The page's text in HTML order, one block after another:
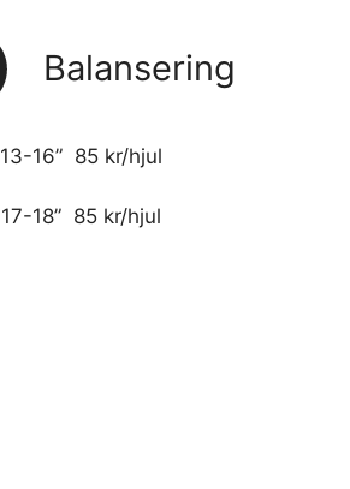
Balansering
13-16” 85 kr/hjul
17-18” 85 kr/hjul